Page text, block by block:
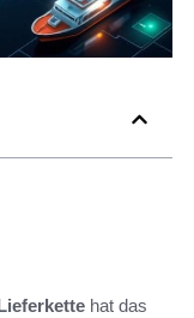
hat das